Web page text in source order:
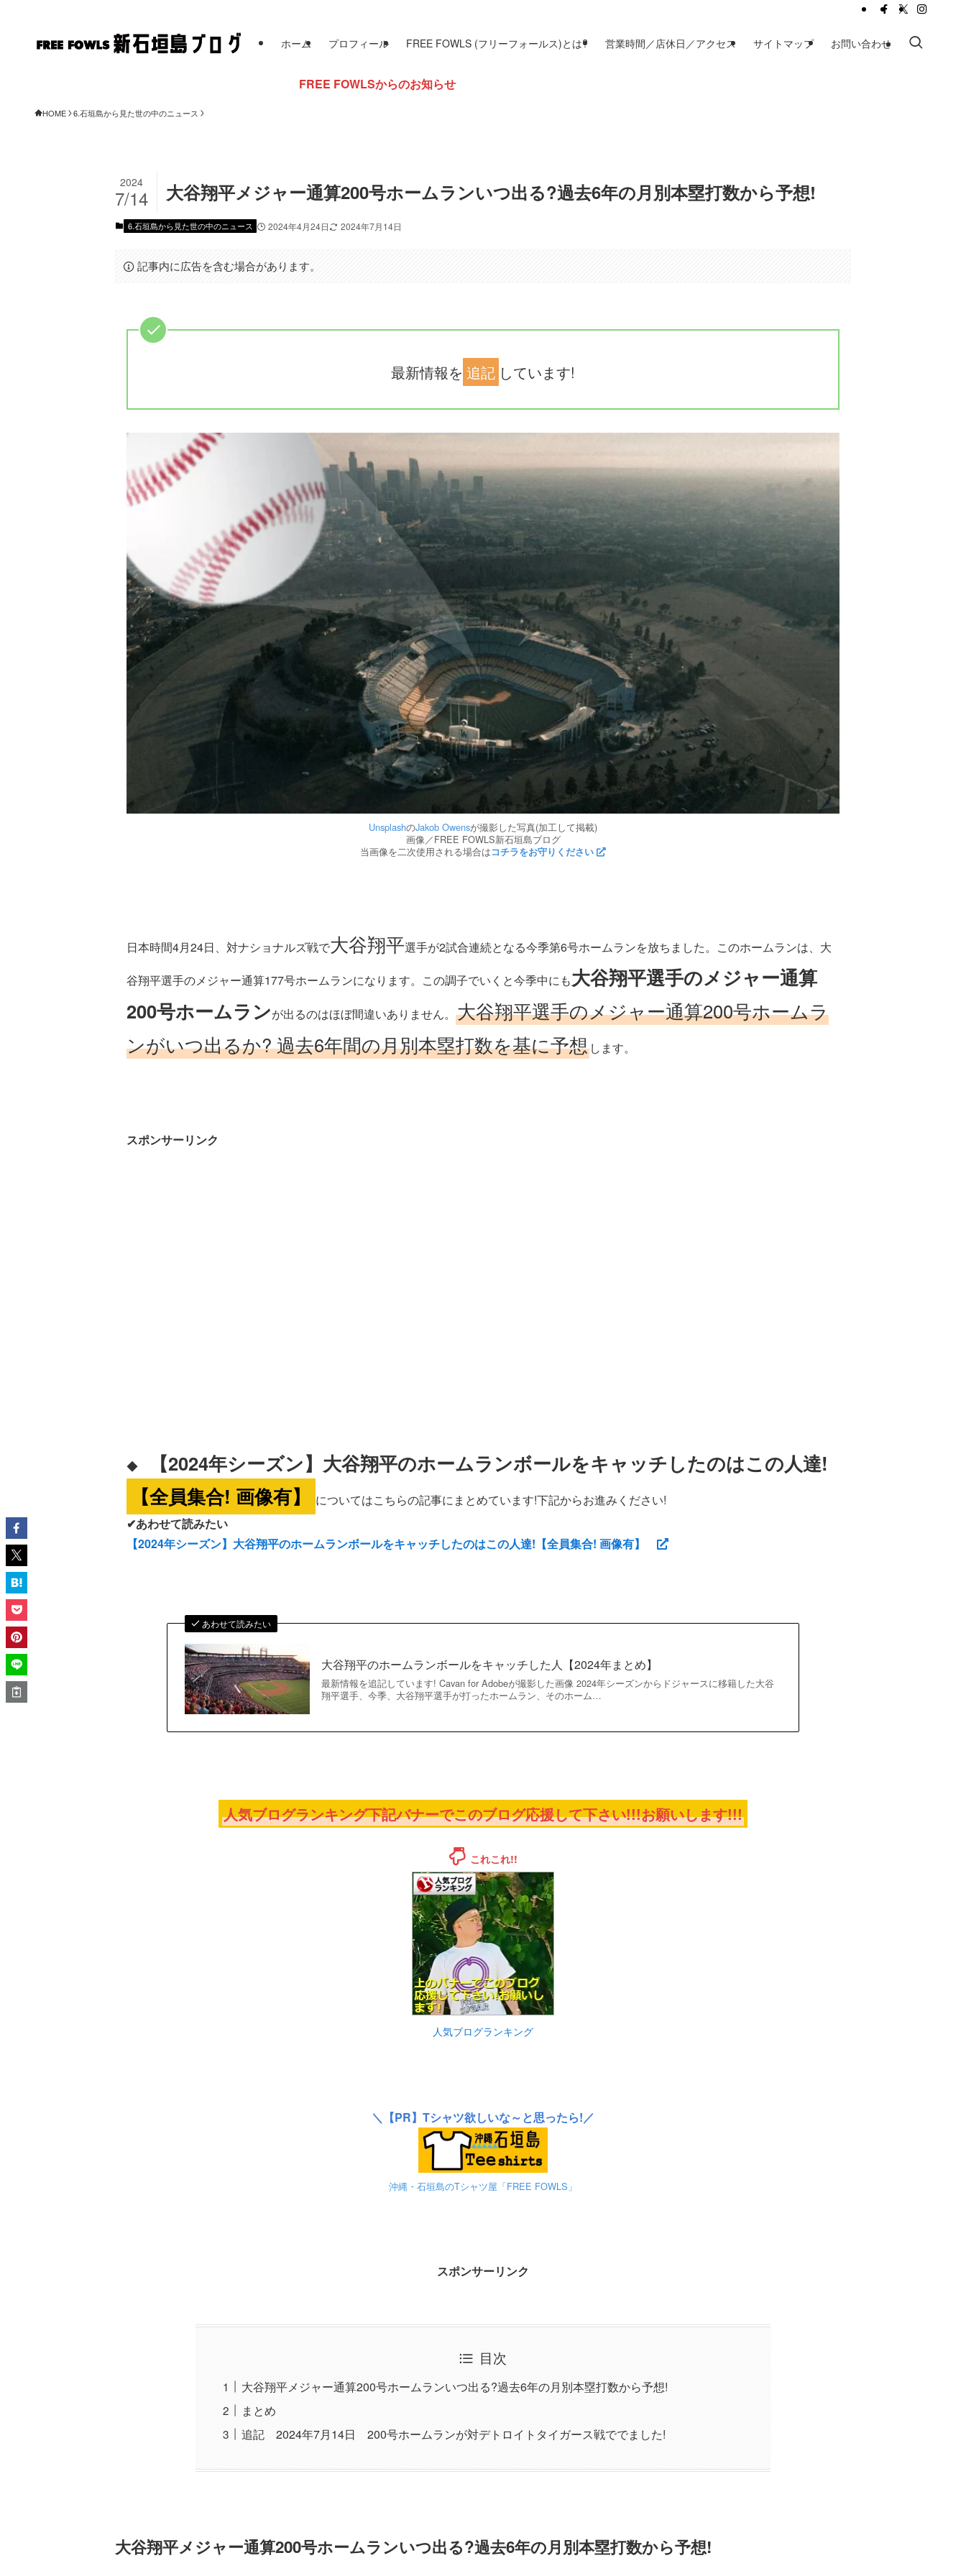
ホーム プロフィール FREE FOWLS (フリーフォールス)とは? 営業時間／店休日／アクセス サイトマップ お問い合わせ
FREE FOWLSからのお知らせ
HOME 6.石垣島から見た世の中のニュース
大谷翔平メジャー通算200号ホームランいつ出る?過去6年の月別本塁打数から予想!
2024
7/14
6.石垣島から見た世の中のニュース 2024年4月24日 2024年7月14日
記事内に広告を含む場合があります。
最新情報を 追記 しています!
UnsplashのJakob Owensが撮影した写真(加工して掲載)
画像／FREE FOWLS新石垣島ブログ
当画像を二次使用される場合はコチラをお守りください
日本時間4月24日、対ナショナルズ戦で大谷翔平選手が2試合連続となる今季第6号ホームランを放ちました。このホームランは、大
谷翔平選手のメジャー通算177号ホームランになります。この調子でいくと今季中にも大谷翔平選手のメジャー通算
200号ホームランが出るのはほぼ間違いありません。 大谷翔平選手のメジャー通算200号ホームラ
ンがいつ出るか? 過去6年間の月別本塁打数を基に予想 します。
スポンサーリンク
◆
【2024年シーズン】大谷翔平のホームランボールをキャッチしたのはこの人達!
【全員集合! 画像有】
についてはこちらの記事にまとめています!下記からお進みください!
✔あわせて読みたい
【2024年シーズン】大谷翔平のホームランボールをキャッチしたのはこの人達! 【全員集合! 画像有】
あわせて読みたい
大谷翔平のホームランボールをキャッチした人【2024年まとめ】
最新情報を追記しています! Cavan for Adobeが撮影した画像 2024年シーズンからドジャースに移籍した大谷
翔平選手、今季、大谷翔平選手が打ったホームラン、そのホーム…
人気ブログランキング下記バナーでこのブログ応援して下さい!!!お願いします!!!
これこれ!!
人気ブログランキング
＼ 【PR】 Tシャツ欲しいな～と思ったら!／
沖縄・石垣島のTシャツ屋「FREE FOWLS」
スポンサーリンク
目次
大谷翔平メジャー通算200号ホームランいつ出る?過去6年の月別本塁打数から予想!
まとめ
追記 2024年7月14日 200号ホームランが対デトロイトタイガース戦ででました!
大谷翔平メジャー通算200号ホームランいつ出る?過去6年の月別本塁打数から予想!